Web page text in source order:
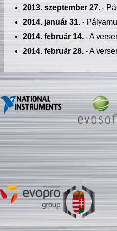
2013. szeptember 27.-
2014. január 31.-
2014. február 14.- A
2014. február 28.- A